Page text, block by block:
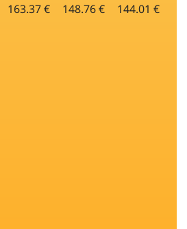
163.37 € 148.76 € 144.01 €